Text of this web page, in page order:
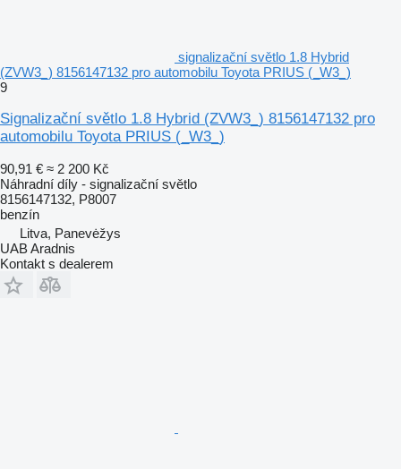
signalizační světlo 1.8 Hybrid
(ZVW3_) 8156147132 pro automobilu Toyota PRIUS (_W3_)
9
Signalizační světlo 1.8 Hybrid (ZVW3_) 8156147132 pro
automobilu Toyota PRIUS (_W3_)
90,91 € ≈ 2 200 Kč
Náhradní díly - signalizační světlo
8156147132, P8007
benzín
Litva, Panevėžys
UAB Aradnis
Kontakt s dealerem